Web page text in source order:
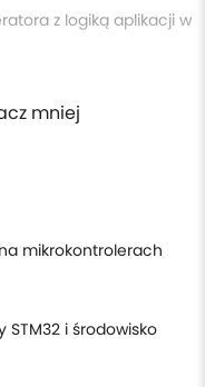
z logiką aplikacji w
mniej
mikrokontrolerach
i środowisko